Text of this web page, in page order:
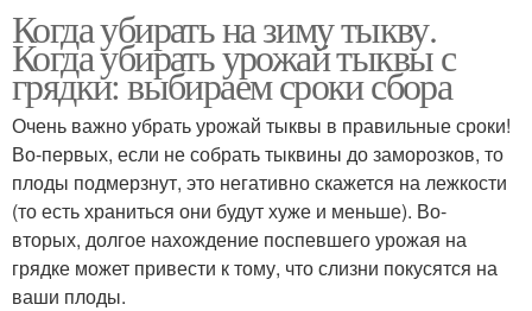
Когда убирать на зиму тыкву.
Когда убирать урожай тыквы с
грядки: выбираем сроки сбора
Очень важно убрать урожай тыквы в правильные сроки!
Во-первых, если не собрать тыквины до заморозков, то
плоды подмерзнут, это негативно скажется на лежкости
(то есть храниться они будут хуже и меньше). Во-
вторых, долгое нахождение поспевшего урожая на
грядке может привести к тому, что слизни покусятся на
ваши плоды.